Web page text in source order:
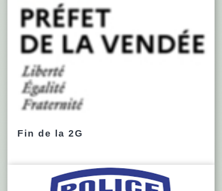
Fin de la 2G